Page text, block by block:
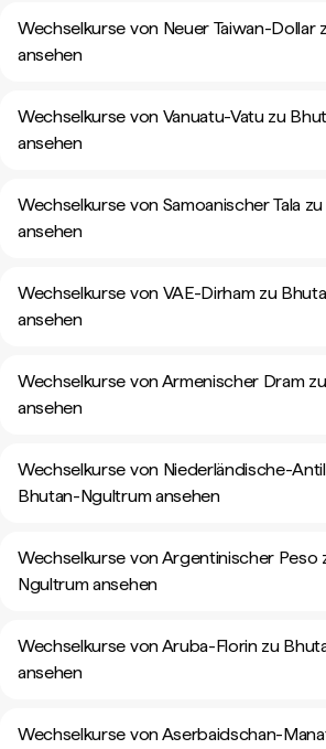
Wechselkurse von Neuer Taiwan-Dollar
ansehen
Wechselkurse von Vanuatu-Vatu zu
ansehen
Wechselkurse von Samoanischer Tala
ansehen
Wechselkurse von VAE-Dirham zu
ansehen
Wechselkurse von Armenischer Dram
ansehen
Wechselkurse von Niederländische-
Bhutan-Ngultrum ansehen
Wechselkurse von Argentinischer Peso
Ngultrum ansehen
Wechselkurse von Aruba-Florin zu
ansehen
Wechselkurse von Aserbaidschan-